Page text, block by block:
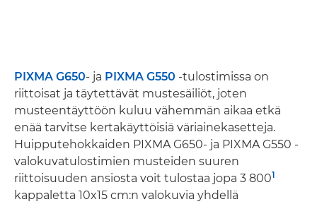
PIXMA G650- ja PIXMA G550 -tulostimissa on
riittoisat ja täytettävät mustesäiliöt, joten
musteentäyttöön kuluu vähemmän aikaa etkä
enää tarvitse kertakäyttöisiä väriainekasetteja.
Huipputehokkaiden PIXMA G650- ja PIXMA G550 -
valokuvatulostimien musteiden suuren
riittoisuuden ansiosta voit tulostaa jopa 3 8001
kappaletta 10x15 cm:n valokuvia yhdellä